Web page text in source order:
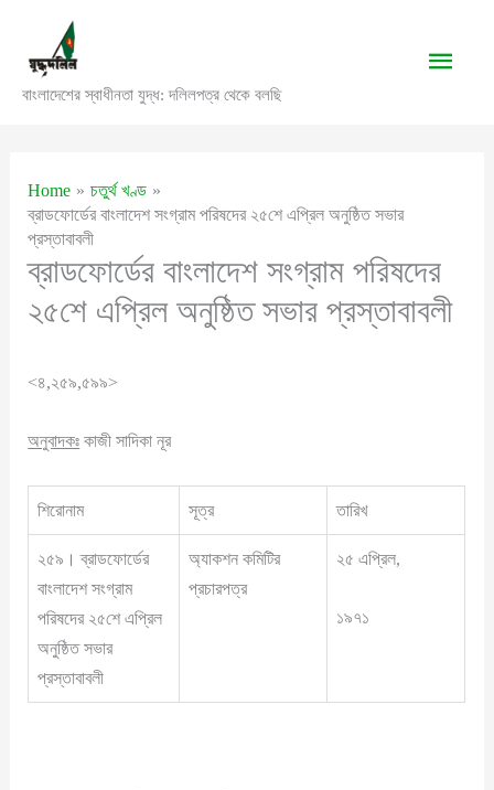
content
বাংলাদেশের স্বাধীনতা যুদ্ধ: দলিলপত্র থেকে বলছি
Main
Home
চতুর্থ খণ্ড
ব্রাডফোর্ডের বাংলাদেশ সংগ্রাম পরিষদের ২৫শে এপ্রিল অনুষ্ঠিত সভার
প্রস্তাবাবলী
ব্রাডফোর্ডের বাংলাদেশ সংগ্রাম পরিষদের
২৫শে এপ্রিল অনুষ্ঠিত সভার প্রস্তাবাবলী
<৪,২৫৯,৫৯৯>
অনুবাদকঃ কাজী সাদিকা নূর
শিরোনাম সূত্র তারিখ
২৫৯। ব্রাডফোর্ডের
বাংলাদেশ সংগ্রাম
পরিষদের ২৫শে এপ্রিল
অনুষ্ঠিত সভার
প্রস্তাবাবলী
অ্যাকশন কমিটির
প্রচারপত্র
২৫ এপ্রিল,
১৯৭১